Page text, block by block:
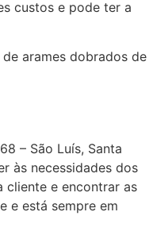
custos e pode ter a
arames dobrados de
– São Luís, Santa
às necessidades dos
cliente e encontrar as
e está sempre em